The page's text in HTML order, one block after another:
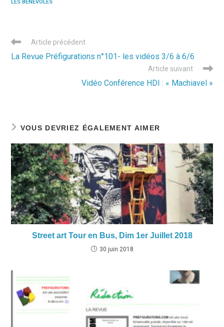
LES BÉNÉVOLES
Read
articles
Article précédent
La Revue Préfigurations n°101- les vidéos 3/6 à 6/6
Article suivant
Vidéo Conférence HDI : « Machiavel »
VOUS DEVRIEZ ÉGALEMENT AIMER
Street art Tour en Bus, Dim 1er Juillet 2018
30 juin 2018